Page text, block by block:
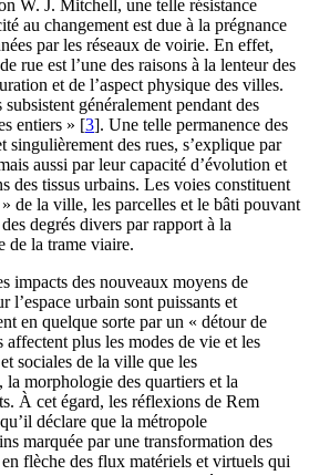
W. J. Mitchell, une telle résistance
au changement est due à la prégnance
par les réseaux de voirie. En effet,
rue est l’une des raisons à la lenteur des
et de l’aspect physique des villes.
généralement pendant des
entiers » [3]. Une telle permanence des
singulièrement des rues, s’explique par
aussi par leur capacité d’évolution et
des tissus urbains. Les voies constituent
de la ville, les parcelles et le bâti pouvant
degrés divers par rapport à la
de la trame viaire.
impacts des nouveaux moyens de
l’espace urbain sont puissants et
en quelque sorte par un « détour de
plus les modes de vie et les
sociales de la ville que les
la morphologie des quartiers et la
À cet égard, les réflexions de Rem
déclare que la métropole
marquée par une transformation des
flèche des flux matériels et virtuels qui